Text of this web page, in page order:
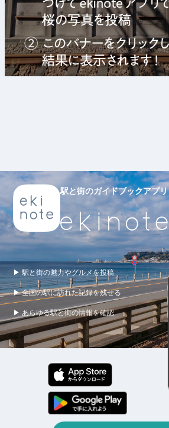
駅と街のガイドブックアプリ
▶ 駅と街の魅力やグルメを投稿
▶ 全国の駅に訪れた記録を残せる
▶ あらゆる駅と街の情報を確認